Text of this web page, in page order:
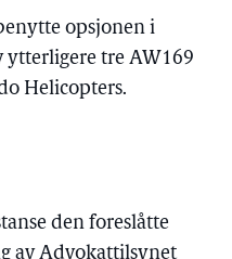
opsjonen i
ytterligere tre AW169
Helicopters.
den foreslåtte
av Advokattilsynet